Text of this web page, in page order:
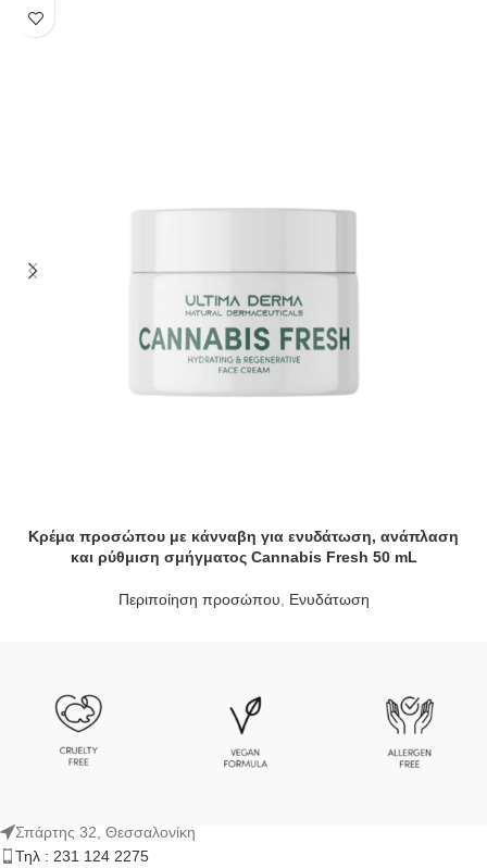
Κρέμα προσώπου με κάνναβη για ενυδάτωση, ανάπλαση
και ρύθμιση σμήγματος Cannabis Fresh 50 mL
Περιποίηση προσώπου Ενυδάτωση
Σπάρτης 32, Θεσσαλονίκη
Τηλ : 231 124 2275